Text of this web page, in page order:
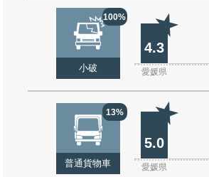
100%
小破
4.3
愛媛県
13%
普通貨物車
5.0
愛媛県